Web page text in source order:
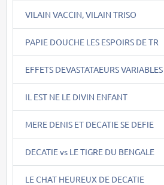
VILAIN VACCIN, VILAIN TRISO
PAPIE DOUCHE LES ESPOIRS DE TR
EFFETS DEVASTATAEURS VARIABLES
IL EST NE LE DIVIN ENFANT
MERE DENIS ET DECATIE SE DEFIE
DECATIE vs LE TIGRE DU BENGALE
LE CHAT HEUREUX DE DECATIE